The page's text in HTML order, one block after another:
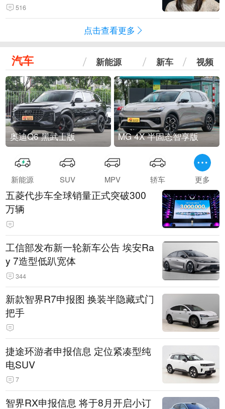
516
点击查看更多
汽车 新能源 新车 视频
奥迪Q6 黑武士版 MG 4X 半固态智享版
新能源 SUV MPV 轿车 更多
五菱代步车全球销量正式突破300
万辆
工信部发布新一轮新车公告 埃安Ra
y 7造型低趴宽体
344
新款智界R7申报图 换装半隐藏式门
把手
捷途环游者申报信息 定位紧凑型纯
电SUV
7
智界RX申报信息 将于8月开启小订